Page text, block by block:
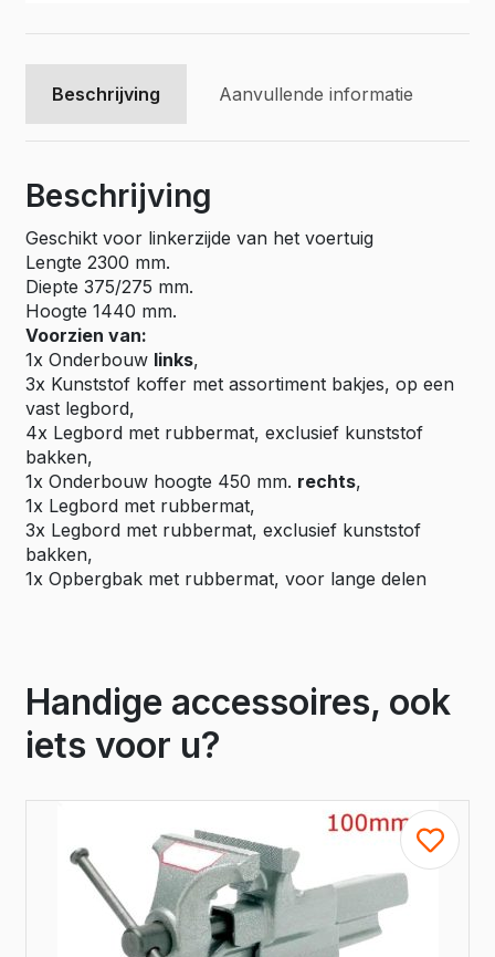
Beschrijving Aanvullende informatie
Beschrijving
Geschikt voor linkerzijde van het voertuig
Lengte 2300 mm.
Diepte 375/275 mm.
Hoogte 1440 mm.
Voorzien van:
1x Onderbouw links,
3x Kunststof koffer met assortiment bakjes, op een
vast legbord,
4x Legbord met rubbermat, exclusief kunststof
bakken,
1x Onderbouw hoogte 450 mm. rechts,
1x Legbord met rubbermat,
3x Legbord met rubbermat, exclusief kunststof
bakken,
1x Opbergbak met rubbermat, voor lange delen
Handige accessoires, ook
iets voor u?